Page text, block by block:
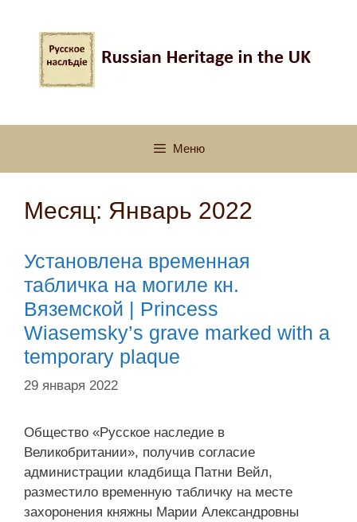
содержимому
Меню
Месяц: Январь 2022
Установлена временная
табличка на могиле кн.
Вяземской | Princess
Wiasemsky’s grave marked with a
temporary plaque
29 января 2022
Общество «Русское наследие в
Великобритании», получив согласие
администрации кладбища Патни Вейл,
разместило временную табличку на месте
захоронения княжны Марии Александровны